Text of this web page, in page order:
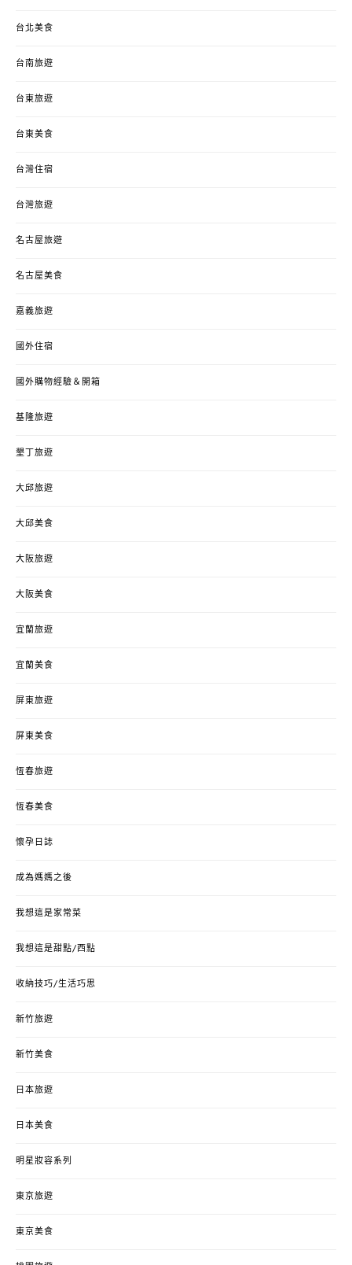
台北美食
台南旅遊
台東旅遊
台東美食
台灣住宿
台灣旅遊
名古屋旅遊
名古屋美食
嘉義旅遊
國外住宿
國外購物經驗＆開箱
基隆旅遊
墾丁旅遊
大邱旅遊
大邱美食
大阪旅遊
大阪美食
宜蘭旅遊
宜蘭美食
屏東旅遊
屏東美食
恆春旅遊
恆春美食
懷孕日誌
成為媽媽之後
我想這是家常菜
我想這是甜點/西點
收納技巧/生活巧思
新竹旅遊
新竹美食
日本旅遊
日本美食
明星妝容系列
東京旅遊
東京美食